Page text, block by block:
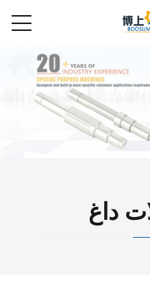
داغ